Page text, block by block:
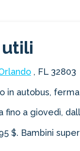
, FL 32803
in autobus,
fino a giovedì,
$. Bambini